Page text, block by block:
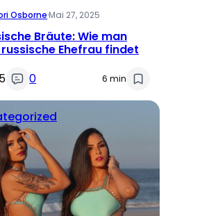
Osborne·Mai 27, 2025
Bräute: Wie man
Ehefrau findet
5
0 6 min